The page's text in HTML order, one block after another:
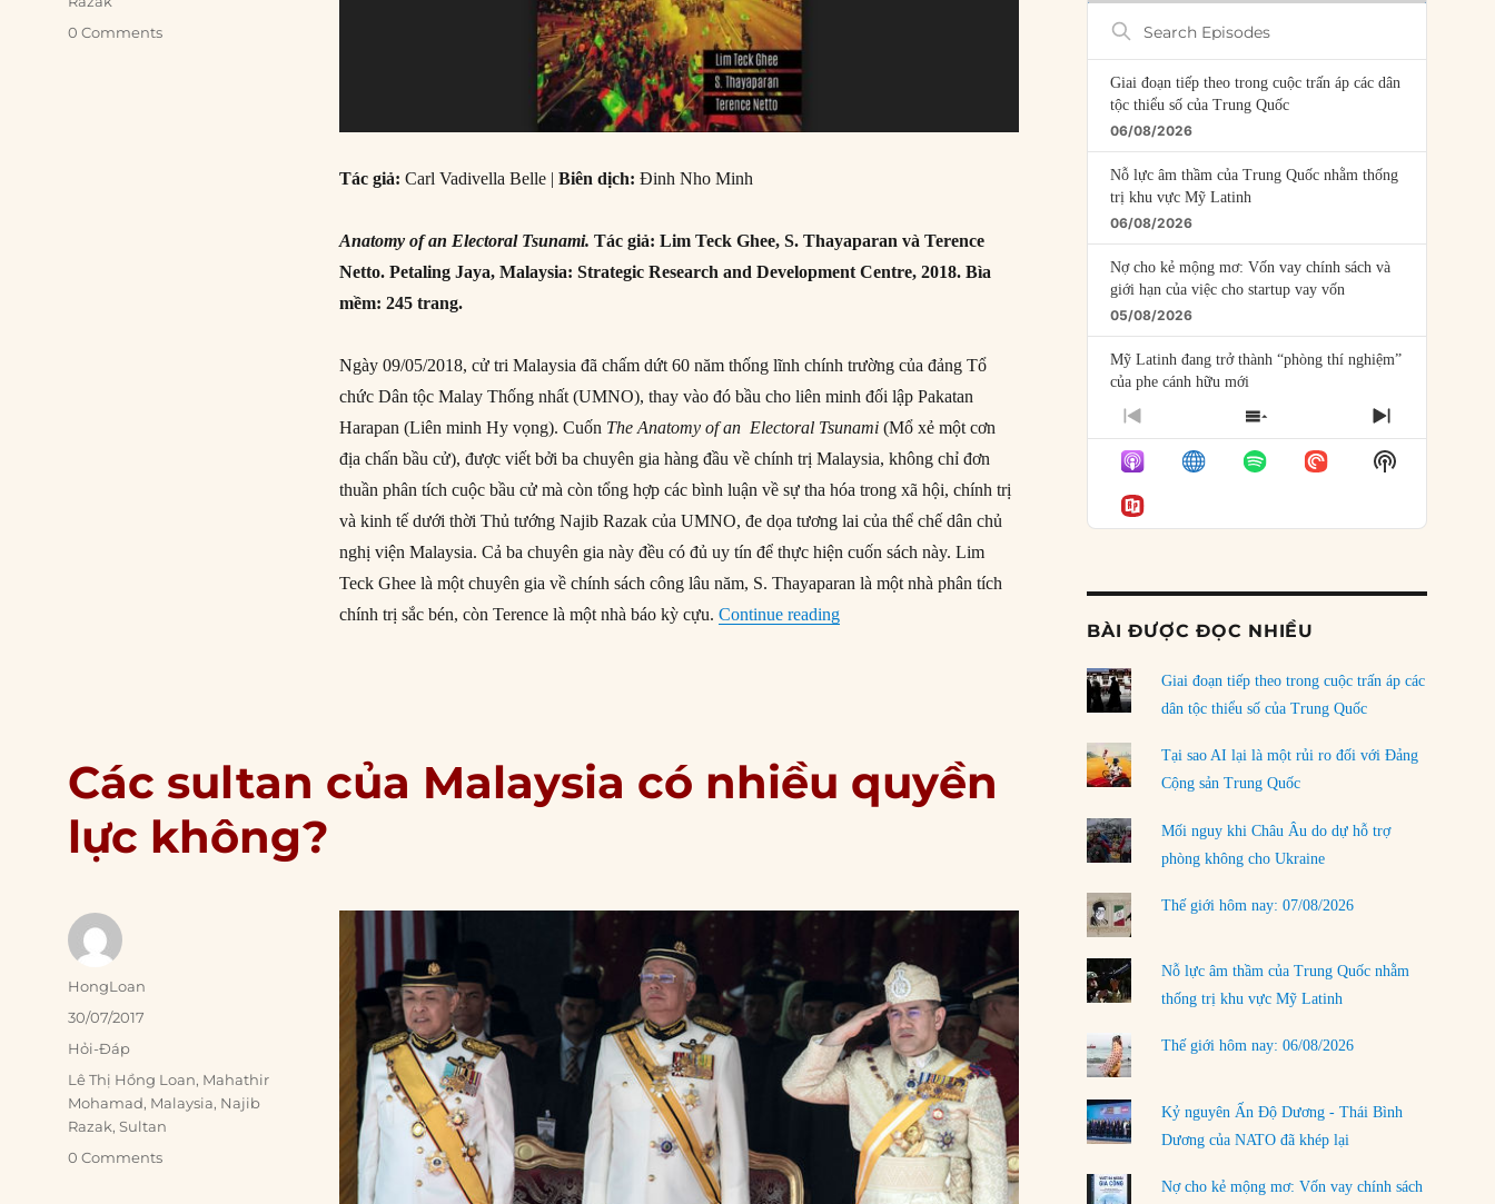
Tác giả:Carl Vadivella Belle | Biên dịch:Đinh Nho Minh
Anatomy of an Electoral Tsunami.Tác giả: Lim Teck Ghee, S. Thayaparan và Terence
Netto. Petaling Jaya, Malaysia: Strategic Research and Development Centre, 2018. Bìa
mềm: 245 trang.
Ngày 09/05/2018, cử tri Malaysia đã chấm dứt 60 năm thống lĩnh chính trường của đảng Tổ
chức Dân tộc Malay Thống nhất (UMNO), thay vào đó bầu cho liên minh đối lập Pakatan
Harapan (Liên minh Hy vọng). Cuốn The Anatomy of an Electoral Tsunami(Mổ xẻ một cơn
địa chấn bầu cử), được viết bởi ba chuyên gia hàng đầu về chính trị Malaysia, không chỉ đơn
thuần phân tích cuộc bầu cử mà còn tổng hợp các bình luận về sự tha hóa trong xã hội, chính trị
và kinh tế dưới thời Thủ tướng Najib Razak của UMNO, đe dọa tương lai của thể chế dân chủ
nghị viện Malaysia. Cả ba chuyên gia này đều có đủ uy tín để thực hiện cuốn sách này. Lim
Teck Ghee là một chuyên gia về chính sách công lâu năm, S. Thayaparan là một nhà phân tích
chính trị sắc bén, còn Terence là một nhà báo kỳ cựu.Continue reading“Mổ xẻ cơn địa chấn bầu cử ở Malaysia”
0 Comments
Các sultan của Malaysia có nhiều quyền
lực không?
Author
HongLoan
Posted
on
30/07/2017
Categories
Hỏi-Đáp
Tags
Lê Thị Hồng Loan, Mahathir
Mohamad, Malaysia, Najib
Razak,Sultan
0 Comments
Search
Episodes
Giai đoạn tiếp theo trong cuộc trấn áp các dân
tộc thiểu số của Trung Quốc
06/08/2026
Nỗ lực âm thầm của Trung Quốc nhằm thống
trị khu vực Mỹ Latinh
06/08/2026
Nợ cho kẻ mộng mơ: Vốn vay chính sách và
giới hạn của việc cho startup vay vốn
05/08/2026
Mỹ Latinh đang trở thành “phòng thí nghiệm”
của phe cánh hữu mới
04/08/2026
Tại sao Trung Quốc phủ nhận cuộc gặp với
Ngoại trưởng Nhật Bản?
04/08/2026
03/08/2026
Đặt cược vào thất bại: Các quỹ đầu tư mạo
rủi ro
02/08/2026
Làm thế nào để kết thúc Chiến tranh Iran?
01/08/2026
Chiến lược kế tiếp của Bắc Kinh ở Biển Đông
31/07/2026
Trật tự thế giới mới: Các nước nhỏ sẽ luôn
phải chịu đựng?
30/07/2026
LOAD MORE
PREVIOUS
EPISODE
SHOW
EPISODES
LIST
NEXT
EPISODE
Show
Podcast
BÀI ĐƯỢC ĐỌC NHIỀU
Giai đoạn tiếp theo trong cuộc trấn áp các
dân tộc thiểu số của Trung Quốc
Tại sao AI lại là một rủi ro đối với Đảng
Cộng sản Trung Quốc
Mối nguy khi Châu Âu do dự hỗ trợ
phòng không cho Ukraine
Thế giới hôm nay: 07/08/2026
Nỗ lực âm thầm của Trung Quốc nhằm
thống trị khu vực Mỹ Latinh
Thế giới hôm nay: 06/08/2026
Kỷ nguyên Ấn Độ Dương - Thái Bình
Dương của NATO đã khép lại
Nợ cho kẻ mộng mơ: Vốn vay chính sách